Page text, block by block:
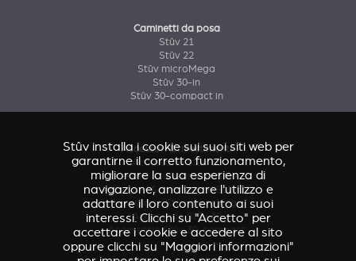
Caminetti da posa
Stûv 21
Stûv 22
Stûv microMega
Stûv 30-in
Stûv 30-compact in
Accessori & rivestimenti
Accessorio Stûv 16
Accessori & rivestimenti Stûv 21
Accessori & rivestimenti Stûv 22
Accessorio Stûv microMega
Accessorio Stûv 30
Accessorio Stûv 30-compact
Stûv installa i cookie sui suoi siti web per
garantirne il corretto funzionamento,
migliorare la sua esperienza di
navigazione, analizzare l'utilizzo e
adattare il loro contenuto ai suoi
interessi. Clicchi su "Accetto" per
accettare i cookie e accedere al sito
oppure clicchi su "Maggiori informazioni"